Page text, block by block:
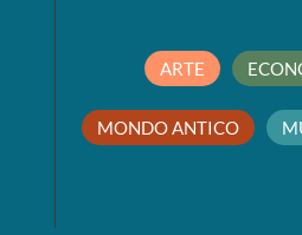
ARTE
MONDO ANTICO